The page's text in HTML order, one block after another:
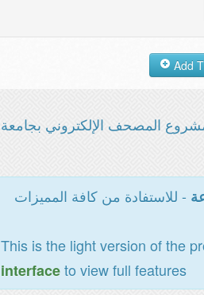
المصحف الإلكتروني بجامعة
- للاستفادة من كافة المميزات
This is the light version of the
interfaceto view full features